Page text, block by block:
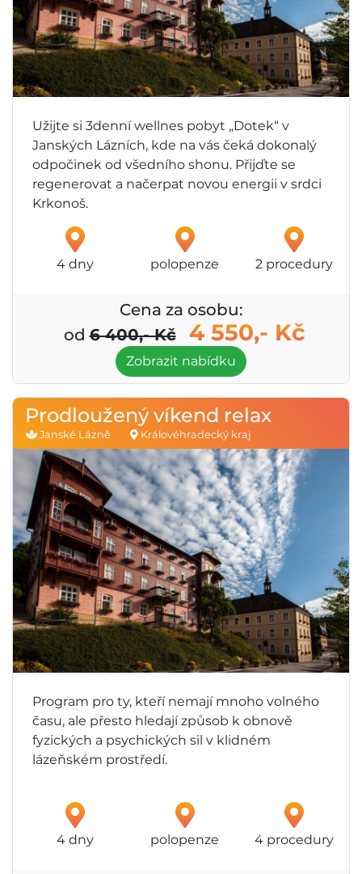
Užijte si 3denní wellnes pobyt „Dotek“ v
Janských Lázních, kde na vás čeká dokonalý
odpočinek od všedního shonu. Přijďte se
regenerovat a načerpat novou energii v srdci
Krkonoš.
4 dny polopenze 2 procedury
Cena za osobu:
od6 400,- Kč 4 550,- Kč
Zobrazit nabídku
Prodloužený víkend relax
Janské Lázně Královéhradecký kraj
Program pro ty, kteří nemají mnoho volného
času, ale přesto hledají způsob k obnově
fyzických a psychických sil v klidném
lázeňském prostředí.
4 dny polopenze 4 procedury